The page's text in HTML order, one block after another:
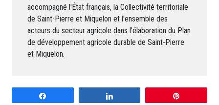
accompagné l'État français, la Collectivité territoriale
de Saint-Pierre et Miquelon et l'ensemble des
acteurs du secteur agricole dans l'élaboration du Plan
de développement agricole durable de Saint-Pierre
et Miquelon.